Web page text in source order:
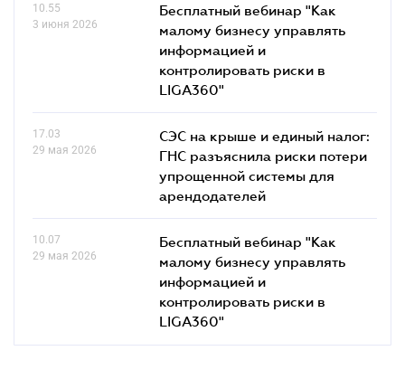
10.55
3 июня 2026
Бесплатный вебинар "Как
малому бизнесу управлять
информацией и
контролировать риски в
LIGA360"
17.03
29 мая 2026
СЭС на крыше и единый налог:
ГНС разъяснила риски потери
упрощенной системы для
арендодателей
10.07
29 мая 2026
Бесплатный вебинар "Как
малому бизнесу управлять
информацией и
контролировать риски в
LIGA360"